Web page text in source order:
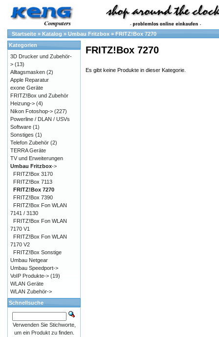
Startseite » Katalog » Umbau Fritzbox » FRITZ!Box 7270
FRITZ!Box 7270
Es gibt keine Produkte in dieser Kategorie.
Kategorien
3D Drucker und Zubehör-
> (13)
Alltagsmasken (2)
Apple Reparatur
exone Geräte
FRITZ!Box und Zubehör
Heizung-> (4)
Nikon Fotoshop-> (227)
Powerline / DLAN / USVs
Software (1)
Sonstiges (1)
Telefon Zubehör (2)
TERRA Geräte
TV und Erweiterungen
Umbau Fritzbox->
FRITZ!Box 3170
FRITZ!Box 7113
FRITZ!Box 7270
FRITZ!Box 7390
FRITZ!Box Fon WLAN
7141 / 3130
FRITZ!Box Fon WLAN
7170 V1
FRITZ!Box Fon WLAN
7170 V2
FRITZ!Box Sonstige
Umbau Netgear
Umbau Speedport->
VoIP Produkte-> (19)
WLAN Geräte
WLAN Zubehör->
Schnellsuche
Verwenden Sie Stichworte,
um ein Produkt zu finden.